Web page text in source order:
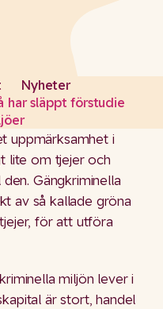
Nyheter
har släppt förstudie
uppmärksamhet i
lite om tjejer och
Gängkriminella
av så kallade gröna
för att utföra
miljön lever i
är stort, handel